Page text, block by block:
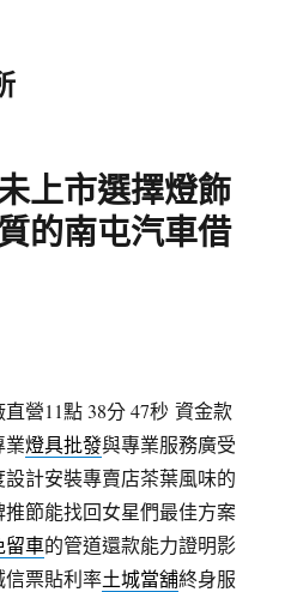
上市選擇燈飾
的南屯汽車借
營11點 38分 47秒 資金款
業燈具批發與專業服務廣受
計安裝專賣店茶葉風味的
節能找回女星們最佳方案
留車的管道還款能力證明影
票貼利率土城當舖終身服